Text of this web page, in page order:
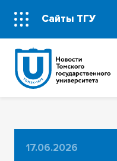
Сайты ТГУ
17.06.2026